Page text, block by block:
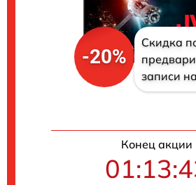
-20%
Скидка
записи
Конец акции